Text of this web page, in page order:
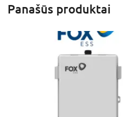
Panašūs produktai